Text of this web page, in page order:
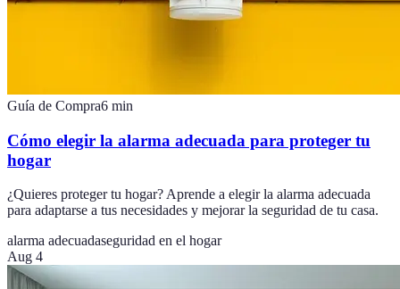
Guía de Compra6 min
Cómo elegir la alarma adecuada para proteger tu
hogar
¿Quieres proteger tu hogar? Aprende a elegir la alarma adecuada
para adaptarse a tus necesidades y mejorar la seguridad de tu casa.
alarma adecuadaseguridad en el hogar
Aug 4